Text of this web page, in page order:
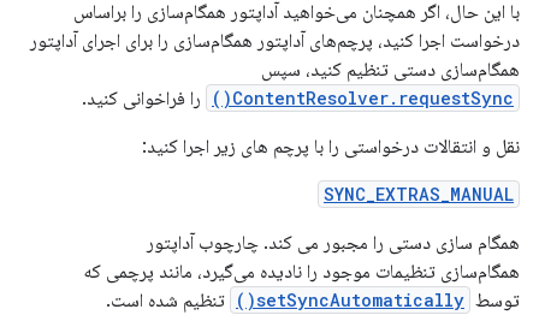
با این حال، اگر همچنان می‌خواهید آداپتور همگام‌سازی را براساس
درخواست اجرا کنید، پرچم‌های آداپتور همگام‌سازی را برای اجرای آداپتور
همگام‌سازی دستی تنظیم کنید، سپس
ContentResolver.requestSync()
را فراخوانی کنید.
نقل و انتقالات درخواستی را با پرچم های زیر اجرا کنید:
SYNC_EXTRAS_MANUAL
همگام سازی دستی را مجبور می کند. چارچوب آداپتور
همگام‌سازی تنظیمات موجود را نادیده می‌گیرد، مانند پرچمی که
توسط setSyncAutomatically() تنظیم شده است.